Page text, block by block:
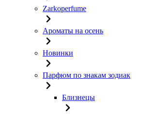
Zarkoperfume
Ароматы на осень
Новинки
Парфюм по знакам зодиак
Близнецы